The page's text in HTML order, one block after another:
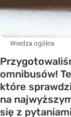
Wiedza ogólna
omnibusów!
które
na
się z